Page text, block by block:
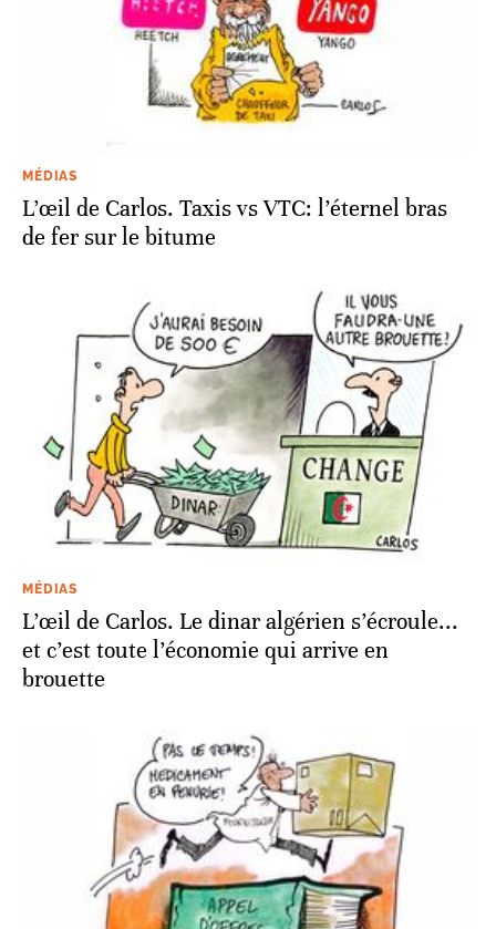
MÉDIAS
L’œil de Carlos. Taxis vs VTC: l’éternel bras
de fer sur le bitume
MÉDIAS
L’œil de Carlos. Le dinar algérien s’écroule...
et c’est toute l’économie qui arrive en
brouette